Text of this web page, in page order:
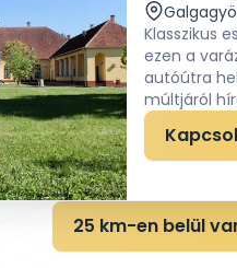
Klasszikus
ezen a
autóútra
múltjáról
25 km-en belül